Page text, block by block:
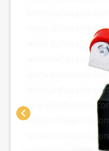
chevron_left